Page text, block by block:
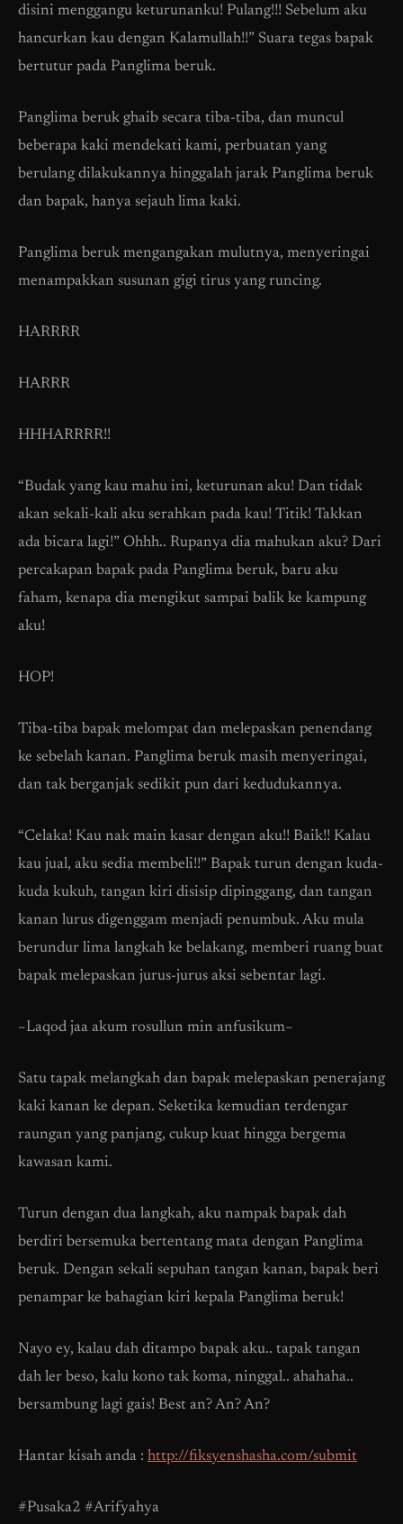
disini menggangu keturunanku! Pulang!!! Sebelum aku
hancurkan kau dengan Kalamullah!!” Suara tegas bapak
bertutur pada Panglima beruk.
Panglima beruk ghaib secara tiba-tiba, dan muncul
beberapa kaki mendekati kami, perbuatan yang
berulang dilakukannya hinggalah jarak Panglima beruk
dan bapak, hanya sejauh lima kaki.
Panglima beruk mengangakan mulutnya, menyeringai
menampakkan susunan gigi tirus yang runcing.
HARRRR
HARRR
HHHARRRR!!
“Budak yang kau mahu ini, keturunan aku! Dan tidak
akan sekali-kali aku serahkan pada kau! Titik! Takkan
ada bicara lagi!” Ohhh.. Rupanya dia mahukan aku? Dari
percakapan bapak pada Panglima beruk, baru aku
faham, kenapa dia mengikut sampai balik ke kampung
aku!
HOP!
Tiba-tiba bapak melompat dan melepaskan penendang
ke sebelah kanan. Panglima beruk masih menyeringai,
dan tak berganjak sedikit pun dari kedudukannya.
“Celaka! Kau nak main kasar dengan aku!! Baik!! Kalau
kau jual, aku sedia membeli!!” Bapak turun dengan kuda-
kuda kukuh, tangan kiri disisip dipinggang, dan tangan
kanan lurus digenggam menjadi penumbuk. Aku mula
berundur lima langkah ke belakang, memberi ruang buat
bapak melepaskan jurus-jurus aksi sebentar lagi.
~Laqod jaa akum rosullun min anfusikum~
Satu tapak melangkah dan bapak melepaskan penerajang
kaki kanan ke depan. Seketika kemudian terdengar
raungan yang panjang, cukup kuat hingga bergema
kawasan kami.
Turun dengan dua langkah, aku nampak bapak dah
berdiri bersemuka bertentang mata dengan Panglima
beruk. Dengan sekali sepuhan tangan kanan, bapak beri
penampar ke bahagian kiri kepala Panglima beruk!
Nayo ey, kalau dah ditampo bapak aku.. tapak tangan
dah ler beso, kalu kono tak koma, ninggal.. ahahaha..
bersambung lagi gais! Best an? An? An?
Hantar kisah anda : http://fiksyenshasha.com/submit
#Pusaka2 #Arifyahya